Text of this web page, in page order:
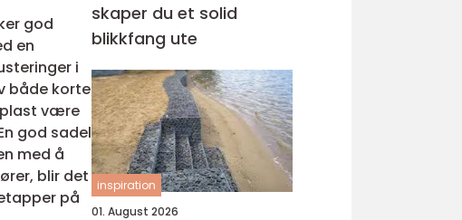
god
en
i
både korte
være
god sadel
med å
blir det
på
skaper du et solid
blikkfang ute
inspiration
01. August 2026